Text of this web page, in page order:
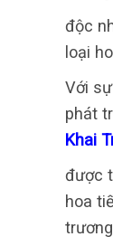
độc
loại
Với
phát
Khai
được
hoa